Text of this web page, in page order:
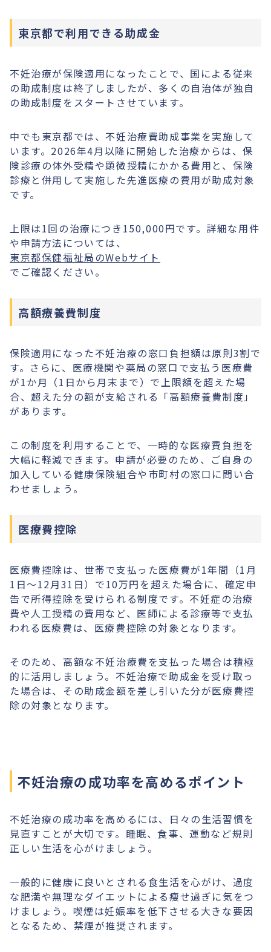
東京都で利用できる助成金
不妊治療が保険適用になったことで、国による従来
の助成制度は終了しましたが、多くの自治体が独自
の助成制度をスタートさせています。
中でも東京都では、不妊治療費助成事業を実施して
います。2026年4月以降に開始した治療からは、保
険診療の体外受精や顕微授精にかかる費用と、保険
診療と併用して実施した先進医療の費用が助成対象
です。
上限は1回の治療につき150,000円です。詳細な用件
や申請方法については、
東京都保健福祉局のWebサイト
でご確認ください。
高額療養費制度
保険適用になった不妊治療の窓口負担額は原則3割で
す。さらに、医療機関や薬局の窓口で支払う医療費
が1か月（1日から月末まで）で上限額を超えた場
合、超えた分の額が支給される「高額療養費制度」
があります。
この制度を利用することで、一時的な医療費負担を
大幅に軽減できます。申請が必要のため、ご自身の
加入している健康保険組合や市町村の窓口に問い合
わせましょう。
医療費控除
医療費控除は、世帯で支払った医療費が1年間（1月
1日～12月31日）で10万円を超えた場合に、確定申
告で所得控除を受けられる制度です。不妊症の治療
費や人工授精の費用など、医師による診療等で支払
われる医療費は、医療費控除の対象となります。
そのため、高額な不妊治療費を支払った場合は積極
的に活用しましょう。不妊治療で助成金を受け取っ
た場合は、その助成金額を差し引いた分が医療費控
除の対象となります。
不妊治療の成功率を高めるポイント
不妊治療の成功率を高めるには、日々の生活習慣を
見直すことが大切です。睡眠、食事、運動など規則
正しい生活を心がけましょう。
一般的に健康に良いとされる食生活を心がけ、過度
な肥満や無理なダイエットによる痩せ過ぎに気をつ
けましょう。喫煙は妊娠率を低下させる大きな要因
となるため、禁煙が推奨されます。